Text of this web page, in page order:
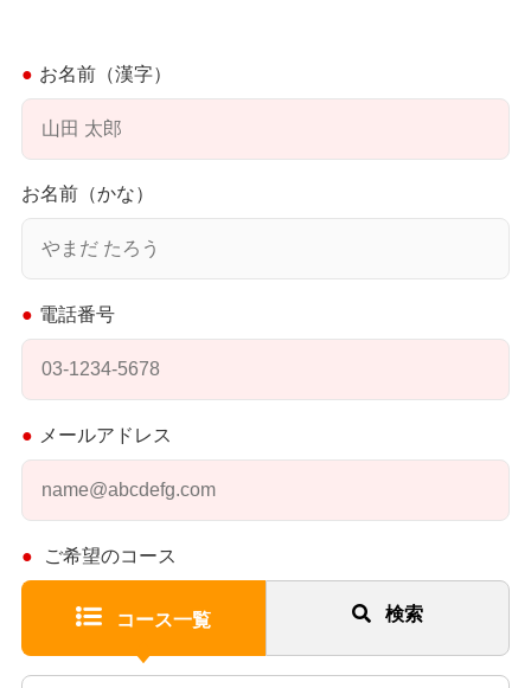
お名前（漢字）
お名前（かな）
電話番号
メールアドレス
ご希望のコース
コース一覧 検索